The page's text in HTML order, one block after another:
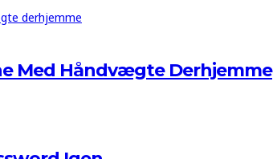
Med Håndvægte Derhjemme